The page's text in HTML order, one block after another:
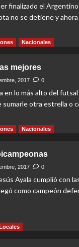
finalizado el
no se detiene y ahora
Nacionales
mejores
2017 0
en lo más alto del
sumarle otra estrella o
Nacionales
2017 0
Ayala cumplió con
como campeón